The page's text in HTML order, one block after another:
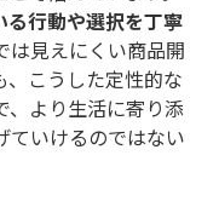
る行動や選択を丁寧
は見えにくい商品開
こうした定性的な
、より生活に寄り添
ていけるのではない